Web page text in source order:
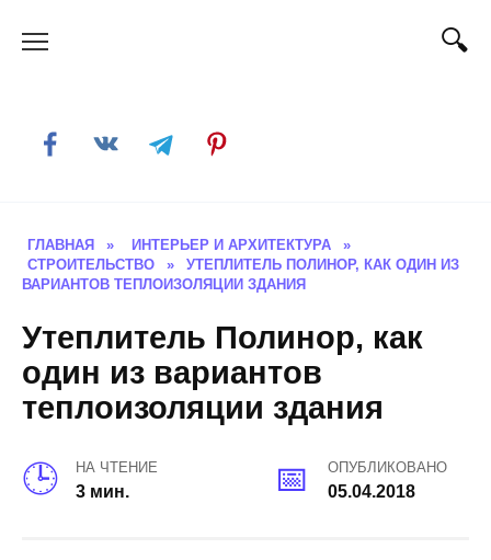
ГЛАВНАЯ » ИНТЕРЬЕР И АРХИТЕКТУРА
»
СТРОИТЕЛЬСТВО
»
УТЕПЛИТЕЛЬ ПОЛИНОР, КАК ОДИН ИЗ
ВАРИАНТОВ ТЕПЛОИЗОЛЯЦИИ ЗДАНИЯ
Утеплитель Полинор, как
один из вариантов
теплоизоляции здания
НА ЧТЕНИЕ
3 мин.
ОПУБЛИКОВАНО
05.04.2018